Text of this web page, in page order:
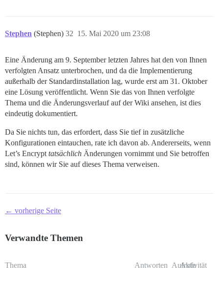
Stephen (Stephen) 15. Mai 2020 um 23:08
32
Eine Änderung am 9. September letzten Jahres hat den von Ihnen
verfolgten Ansatz unterbrochen, und da die Implementierung
außerhalb der Standardinstallation lag, wurde erst am 31. Oktober
eine Lösung veröffentlicht. Wenn Sie das von Ihnen verfolgte
Thema und die Änderungsverlauf auf der Wiki ansehen, ist dies
eindeutig dokumentiert.
Da Sie nichts tun, das erfordert, dass Sie tief in zusätzliche
Konfigurationen eintauchen, rate ich davon ab. Andererseits, wenn
Let’s Encrypt tatsächlich Änderungen vornimmt und Sie betroffen
sind, können wir Sie auf dieses Thema verweisen.
← vorherige Seite
Verwandte Themen
Thema Antworten Aufrufe
Aktivität